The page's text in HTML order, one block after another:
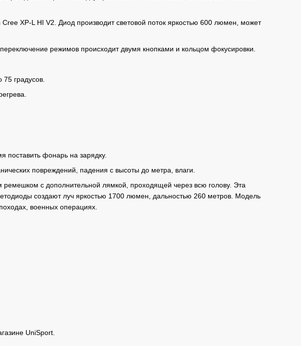
XP-L HI V2. Диод производит световой поток яркостью 600 люмен, может
режимов происходит двумя кнопками и кольцом фокусировки.
градусов.
поставить фонарь на зарядку.
повреждений, падения с высоты до метра, влаги.
с дополнительной лямкой, проходящей через всю голову. Эта
создают луч яркостью 1700 люмен, дальностью 260 метров. Модель
военных операциях.
UniSport.